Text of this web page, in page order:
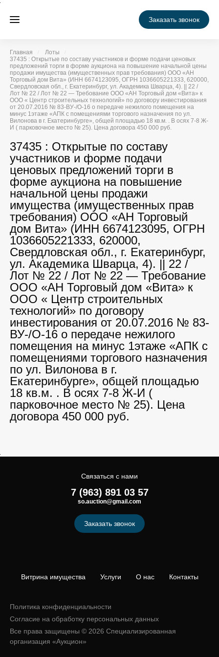
Заказать звонок
Главная
Лоты
37435 : Открытые по составу участников и форме подачи ценовых
предложений торги в форме аукциона на повышение начальной цены
продажи имущества (имущественных прав требования) ООО «АН
Торговый дом Вита» (ИНН 6674123095, ОГРН 1036605221333, 620000,
Свердловская обл., г. Екатеринбург, ул. Академика Шварца, 4). || 22 /
Лот № 22 / Лот № 22 — Требование ООО «АН Торговый дом «Вита» к
ООО « Центр строительных технологий» по договору инвестирования
от 20.07.2016 № 83-ВУ-/О-16 о передаче нежилого помещения на
минус 1этаже «АПК с помещениями торгового назначения по ул.
Вилонова в г. Екатеринбурге», общей площадью 18 кв.м. . В осях 7-8 Ж-
И ( парковочное место № 25). Цена договора 450 000 руб.
37435 : Открытые по составу
участников и форме подачи
ценовых предложений торги в
форме аукциона на повышение
начальной цены продажи
имущества (имущественных прав
требования) ООО «АН Торговый
дом Вита» (ИНН 6674123095, ОГРН
1036605221333, 620000,
Свердловская обл., г. Екатеринбург,
ул. Академика Шварца, 4). || 22 /
Лот № 22 / Лот № 22 — Требование
ООО «АН Торговый дом «Вита» к
ООО « Центр строительных
технологий» по договору
инвестирования от 20.07.2016 № 83-
ВУ-/О-16 о передаче нежилого
помещения на минус 1этаже «АПК с
помещениями торгового назначения
по ул. Вилонова в г.
Екатеринбурге», общей площадью
18 кв.м. . В осях 7-8 Ж-И (
парковочное место № 25). Цена
договора 450 000 руб.
Витрина имущества Услуги О нас Контакты
Политика конфиденциальности
Согласие на обработку персональных данных
Все права защищены © 2026 Специализированная
организация «Аукцион»
Связаться с нами
7 (963) 891 03 57
so.auction@gmail.com
Заказать звонок